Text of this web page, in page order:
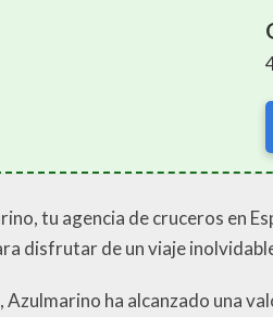
tu agencia de cruceros en
disfrutar de un viaje
ha alcanzado una